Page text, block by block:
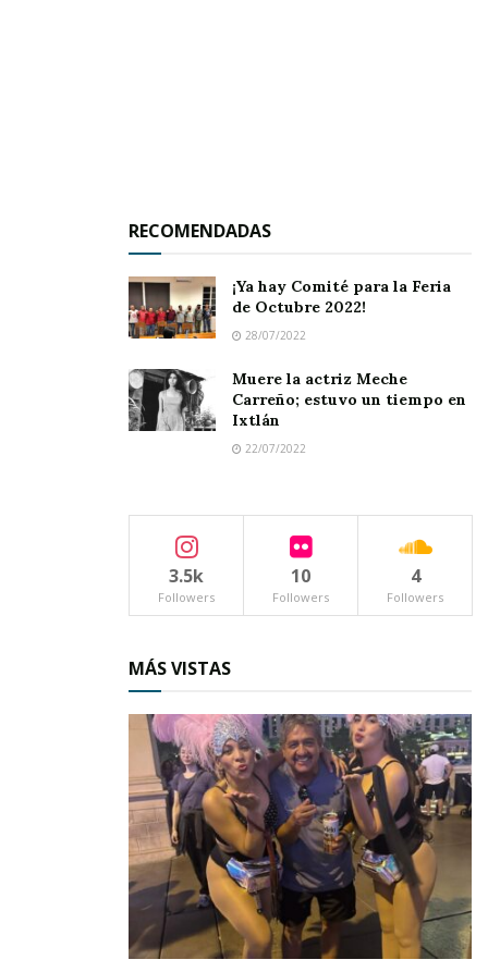
Esta situación se complica por los problemas
financieros y administrativos acumulados en
que hará todo lo posible porcumplir con estas
y cerrar el año de manera
medidas permitan superar los retos
económicos y garantizar la estabilidad laboral y
social en el municipio.
Desafios financieros
RECOMENDADAS
¡Ya hay Comité para la Feria
de Octubre 2022!
28/07/2022
Muere la actriz Meche
Carreño; estuvo un tiempo en
Ixtlán
22/07/2022
3.5k
Followers
10
Followers
4
Followers
MÁS VISTAS